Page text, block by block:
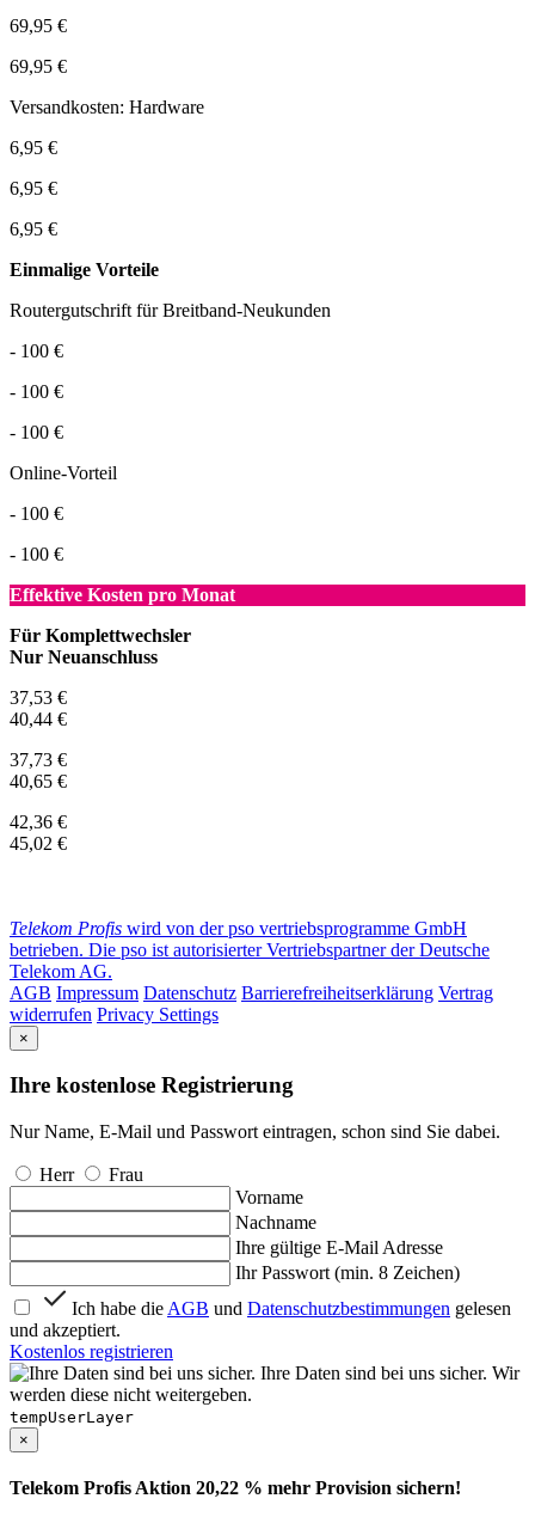
69,95 €
69,95 €
Versandkosten: Hardware
6,95 €
6,95 €
6,95 €
Einmalige Vorteile
Routergutschrift für Breitband-Neukunden
- 100 €
- 100 €
- 100 €
Online-Vorteil
- 100 €
- 100 €
Effektive Kosten pro Monat
Für Komplettwechsler
Nur Neuanschluss
37,53 €
40,44 €
37,73 €
40,65 €
42,36 €
45,02 €
Telekom Profis wird von der pso vertriebsprogramme GmbH
betrieben. Die pso ist autorisierter Vertriebspartner der Deutsche
Telekom AG.
AGB Impressum Datenschutz Barrierefreiheitserklärung Vertrag
widerrufen Privacy Settings
×
Ihre kostenlose Registrierung
Nur Name, E-Mail und Passwort eintragen, schon sind Sie dabei.
Herr
Frau
Vorname
Nachname
Ihre gültige E-Mail Adresse
Ihr Passwort (min. 8 Zeichen)
Ich habe die AGB und Datenschutzbestimmungen gelesen
und akzeptiert.
Kostenlos registrieren
Ihre Daten sind bei uns sicher. Wir
werden diese nicht weitergeben.
tempUserLayer
×
Telekom Profis Aktion 20,22 % mehr Provision sichern!